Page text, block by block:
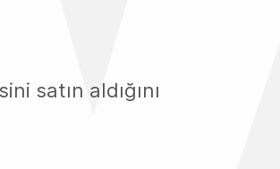
satın aldığını